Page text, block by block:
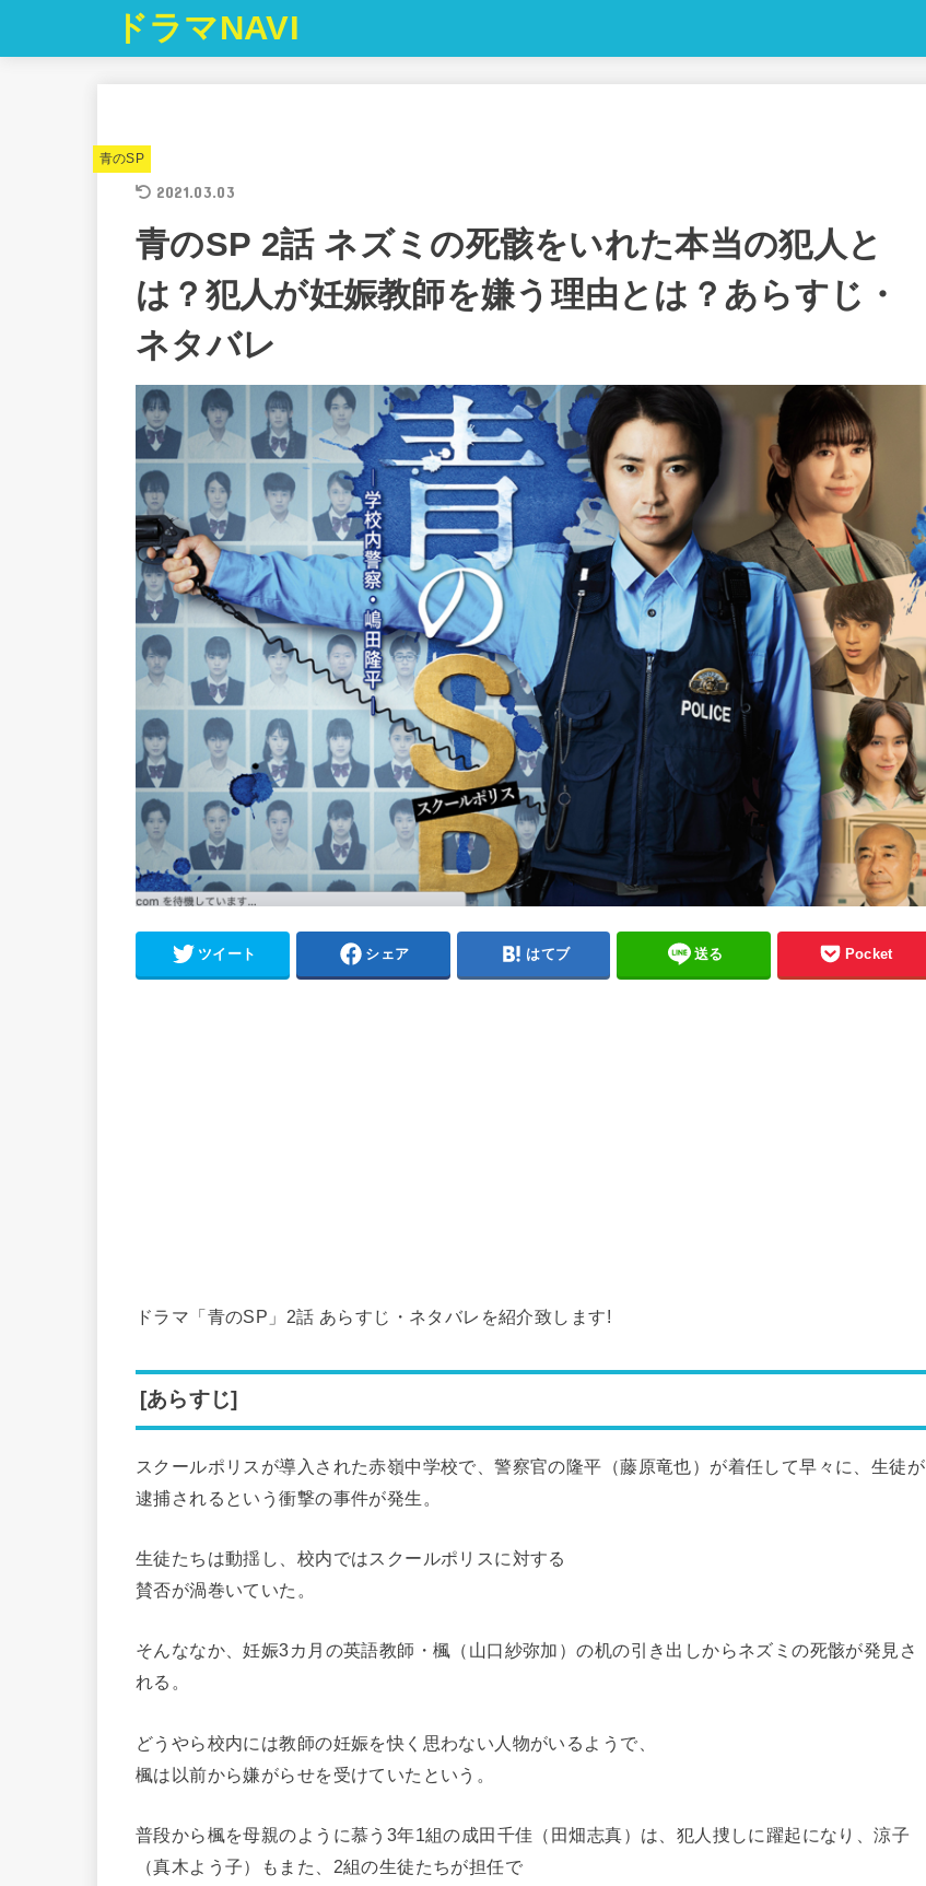
ドラマNAVI
青のSP
2021.03.03
青のSP 2話 ネズミの死骸をいれた本当の犯人と
は？犯人が妊娠教師を嫌う理由とは？あらすじ・
ネタバレ
ツイート シェア はてブ 送る Pocket
ドラマ「青のSP」2話 あらすじ・ネタバレを紹介致します!
[あらすじ]
スクールポリスが導入された赤嶺中学校で、警察官の隆平（藤原竜也）が着任して早々に、生徒が
逮捕されるという衝撃の事件が発生。
生徒たちは動揺し、校内ではスクールポリスに対する
賛否が渦巻いていた。
そんななか、妊娠3カ月の英語教師・楓（山口紗弥加）の机の引き出しからネズミの死骸が発見さ
れる。
どうやら校内には教師の妊娠を快く思わない人物がいるようで、
楓は以前から嫌がらせを受けていたという。
普段から楓を母親のように慕う3年1組の成田千佳（田畑志真）は、犯人捜しに躍起になり、涼子
（真木よう子）もまた、2組の生徒たちが担任で